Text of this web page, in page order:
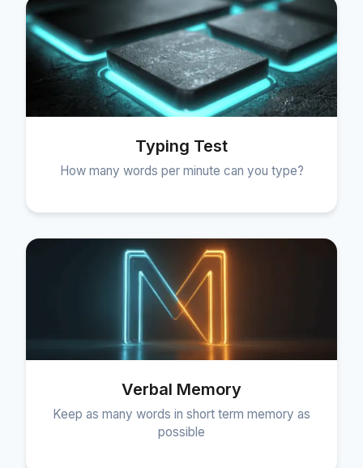
Typing Test
How many words per minute can you type?
Verbal Memory
Keep as many words in short term memory as
possible